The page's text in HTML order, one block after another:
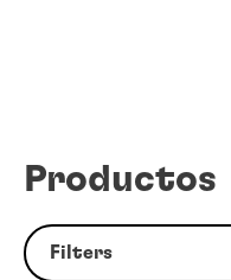
Productos
Filters